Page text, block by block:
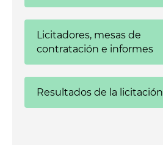
Licitadores, mesas de
contratación e informes
Resultados de la licitación